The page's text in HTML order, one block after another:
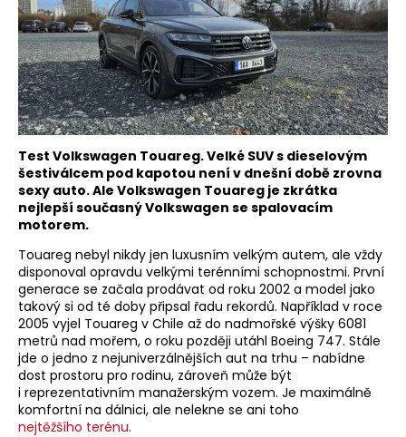
Test Volkswagen Touareg. Velké SUV s dieselovým
šestiválcem pod kapotou není v dnešní době zrovna
sexy auto. Ale Volkswagen Touareg je zkrátka
nejlepší současný Volkswagen se spalovacím
motorem.
Touareg nebyl nikdy jen luxusním velkým autem, ale vždy
disponoval opravdu velkými terénními schopnostmi. První
generace se začala prodávat od roku 2002 a model jako
takový si od té doby připsal řadu rekordů. Například v roce
2005 vyjel Touareg v Chile až do nadmořské výšky 6081
metrů nad mořem, o roku později utáhl Boeing 747. Stále
jde o jedno z nejuniverzálnějších aut na trhu – nabídne
dost prostoru pro rodinu, zároveň může být
i reprezentativním manažerským vozem. Je maximálně
komfortní na dálnici, ale nelekne se ani toho
nejtěžšího terénu.